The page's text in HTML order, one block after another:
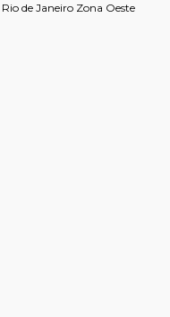
Rio de Janeiro Zona Oeste